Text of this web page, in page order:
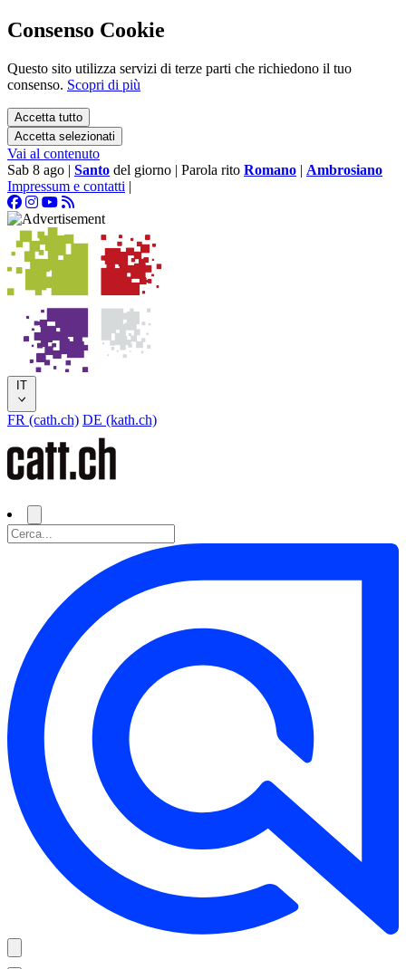
Consenso Cookie
Questo sito utilizza servizi di terze parti che richiedono il tuo
consenso. Scopri di più
Accetta tutto
Accetta selezionati
Vai al contenuto
Sab 8 ago | Santo del giorno | Parola rito Romano | Ambrosiano
Impressum e contatti |
IT
FR (cath.ch) DE (kath.ch)